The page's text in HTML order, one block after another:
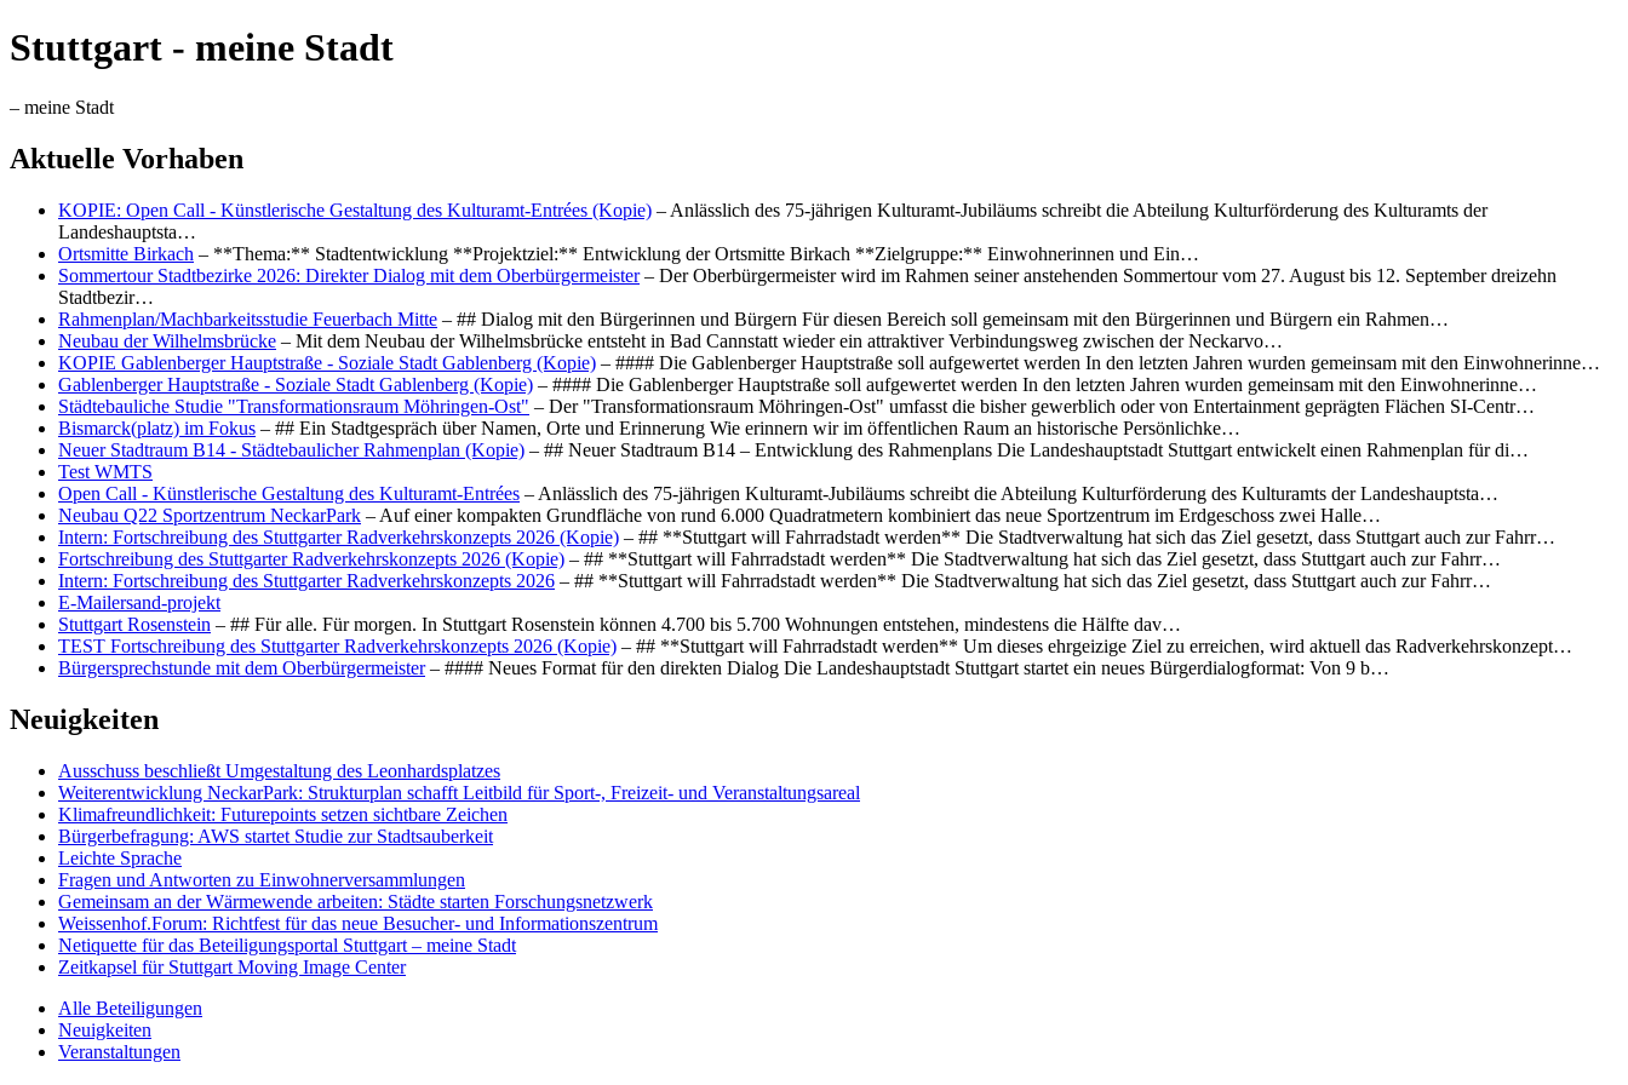
Stuttgart - meine Stadt
– meine Stadt
Aktuelle Vorhaben
KOPIE: Open Call - Künstlerische Gestaltung des Kulturamt-Entrées (Kopie) – Anlässlich des 75-jährigen Kulturamt-Jubiläums schreibt die Abteilung Kulturförderung des Kulturamts der
Landeshauptsta…
Ortsmitte Birkach – **Thema:** Stadtentwicklung **Projektziel:** Entwicklung der Ortsmitte Birkach **Zielgruppe:** Einwohnerinnen und Ein…
Sommertour Stadtbezirke 2026: Direkter Dialog mit dem Oberbürgermeister– Der Oberbürgermeister wird im Rahmen seiner anstehenden Sommertour vom 27. August bis 12. September dreizehn
Stadtbezir…
Rahmenplan/Machbarkeitsstudie Feuerbach Mitte – ## Dialog mit den Bürgerinnen und Bürgern Für diesen Bereich soll gemeinsam mit den Bürgerinnen und Bürgern ein Rahmen…
Neubau der Wilhelmsbrücke – Mit dem Neubau der Wilhelmsbrücke entsteht in Bad Cannstatt wieder ein attraktiver Verbindungsweg zwischen der Neckarvo…
KOPIE Gablenberger Hauptstraße - Soziale Stadt Gablenberg (Kopie) – #### Die Gablenberger Hauptstraße soll aufgewertet werden In den letzten Jahren wurden gemeinsam mit den Einwohnerinne…
Gablenberger Hauptstraße - Soziale Stadt Gablenberg (Kopie) – #### Die Gablenberger Hauptstraße soll aufgewertet werden In den letzten Jahren wurden gemeinsam mit den Einwohnerinne…
Städtebauliche Studie "Transformationsraum Möhringen-Ost" – Der "Transformationsraum Möhringen-Ost" umfasst die bisher gewerblich oder von Entertainment geprägten Flächen SI-Centr…
Bismarck(platz) im Fokus – ## Ein Stadtgespräch über Namen, Orte und Erinnerung Wie erinnern wir im öffentlichen Raum an historische Persönlichke…
Neuer Stadtraum B14 - Städtebaulicher Rahmenplan (Kopie) – ## Neuer Stadtraum B14 – Entwicklung des Rahmenplans Die Landeshauptstadt Stuttgart entwickelt einen Rahmenplan für di…
Test WMTS
Open Call - Künstlerische Gestaltung des Kulturamt-Entrées – Anlässlich des 75-jährigen Kulturamt-Jubiläums schreibt die Abteilung Kulturförderung des Kulturamts der Landeshauptsta…
Neubau Q22 Sportzentrum NeckarPark – Auf einer kompakten Grundfläche von rund 6.000 Quadratmetern kombiniert das neue Sportzentrum im Erdgeschoss zwei Halle…
Intern: Fortschreibung des Stuttgarter Radverkehrskonzepts 2026 (Kopie) – ## **Stuttgart will Fahrradstadt werden** Die Stadtverwaltung hat sich das Ziel gesetzt, dass Stuttgart auch zur Fahrr…
Fortschreibung des Stuttgarter Radverkehrskonzepts 2026 (Kopie) – ## **Stuttgart will Fahrradstadt werden** Die Stadtverwaltung hat sich das Ziel gesetzt, dass Stuttgart auch zur Fahrr…
Intern: Fortschreibung des Stuttgarter Radverkehrskonzepts 2026 – ## **Stuttgart will Fahrradstadt werden** Die Stadtverwaltung hat sich das Ziel gesetzt, dass Stuttgart auch zur Fahrr…
E-Mailersand-projekt
Stuttgart Rosenstein – ## Für alle. Für morgen. In Stuttgart Rosenstein können 4.700 bis 5.700 Wohnungen entstehen, mindestens die Hälfte dav…
TEST Fortschreibung des Stuttgarter Radverkehrskonzepts 2026 (Kopie) – ## **Stuttgart will Fahrradstadt werden** Um dieses ehrgeizige Ziel zu erreichen, wird aktuell das Radverkehrskonzept…
Bürgersprechstunde mit dem Oberbürgermeister– #### Neues Format für den direkten Dialog Die Landeshauptstadt Stuttgart startet ein neues Bürgerdialogformat: Von 9 b…
Neuigkeiten
Ausschuss beschließt Umgestaltung des Leonhards­platzes
Weiterentwicklung NeckarPark: Strukturplan schafft Leitbild für Sport-, Freizeit- und Veranstaltungsareal
Klimafreundlichkeit: Futurepoints setzen sichtbare Zeichen
Bürgerbefragung: AWS startet Studie zur Stadtsauberkeit
Leichte Sprache
Fragen und Antworten zu Einwohnerversammlungen
Gemeinsam an der Wärmewende arbeiten: Städte starten Forschungsnetzwerk
Weissenhof.Forum: Richtfest für das neue Besucher- und Informationszentrum
Netiquette für das Beteiligungsportal Stuttgart – meine Stadt
Zeitkapsel für Stuttgart Moving Image Center
Alle Beteiligungen
Neuigkeiten
Veranstaltungen